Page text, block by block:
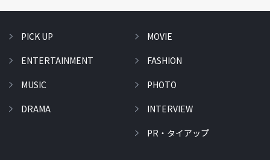
PICK UP
ENTERTAINMENT
MUSIC
DRAMA
MOVIE
FASHION
PHOTO
INTERVIEW
PR・タイアップ